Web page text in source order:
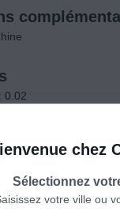
0.02
chez
Sélectionnez
votre ville ou